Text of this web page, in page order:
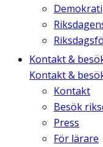
Demokrati
Kontakt &
Kontakt &
Kontakt
Besök
Press
För lärare